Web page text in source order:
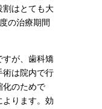
割はとても大
の治療期間
すが、歯科矯
術は院内で行
化のためで
ります。効